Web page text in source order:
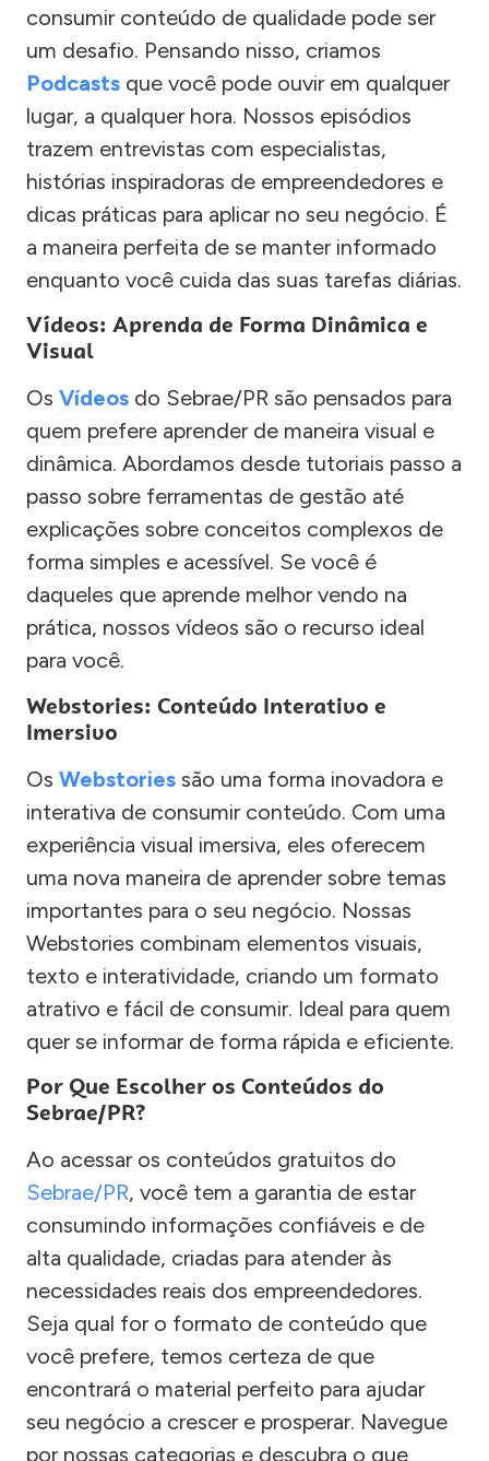
consumir conteúdo de qualidade pode ser
um desafio. Pensando nisso, criamos
Podcasts que você pode ouvir em qualquer
lugar, a qualquer hora. Nossos episódios
trazem entrevistas com especialistas,
histórias inspiradoras de empreendedores e
dicas práticas para aplicar no seu negócio. É
a maneira perfeita de se manter informado
enquanto você cuida das suas tarefas diárias.
Vídeos: Aprenda de Forma Dinâmica e
Visual
Os Vídeos do Sebrae/PR são pensados para
quem prefere aprender de maneira visual e
dinâmica. Abordamos desde tutoriais passo a
passo sobre ferramentas de gestão até
explicações sobre conceitos complexos de
forma simples e acessível. Se você é
daqueles que aprende melhor vendo na
prática, nossos vídeos são o recurso ideal
para você.
Webstories: Conteúdo Interativo e
Imersivo
Os Webstories são uma forma inovadora e
interativa de consumir conteúdo. Com uma
experiência visual imersiva, eles oferecem
uma nova maneira de aprender sobre temas
importantes para o seu negócio. Nossas
Webstories combinam elementos visuais,
texto e interatividade, criando um formato
atrativo e fácil de consumir. Ideal para quem
quer se informar de forma rápida e eficiente.
Por Que Escolher os Conteúdos do
Sebrae/PR?
Ao acessar os conteúdos gratuitos do
Sebrae/PR, você tem a garantia de estar
consumindo informações confiáveis e de
alta qualidade, criadas para atender às
necessidades reais dos empreendedores.
Seja qual for o formato de conteúdo que
você prefere, temos certeza de que
encontrará o material perfeito para ajudar
seu negócio a crescer e prosperar. Navegue
por nossas categorias e descubra o que